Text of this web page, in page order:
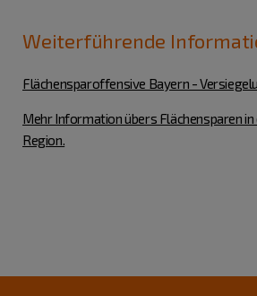
Weiterführende
Flächensparoffensive Bayern -
Mehr Information übers Flächensparen
Region.